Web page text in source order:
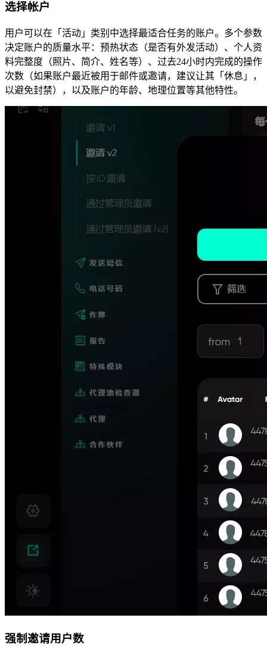
选择帐户
用户可以在「活动」类别中选择最适合任务的账户。多个参数
决定账户的质量水平：预热状态（是否有外发活动）、个人资
料完整度（照片、简介、姓名等）、过去24小时内完成的操作
次数（如果账户最近被用于邮件或邀请，建议让其「休息」，
以避免封禁），以及账户的年龄、地理位置等其他特性。
强制邀请用户数